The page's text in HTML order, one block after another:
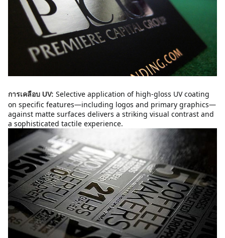
การเคลือบ UV: Selective application of high-gloss UV coating
on specific features—including logos and primary graphics—
against matte surfaces delivers a striking visual contrast and
a sophisticated tactile experience.